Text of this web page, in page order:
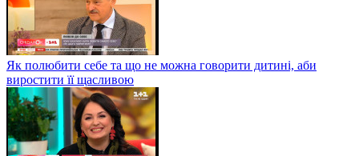
Як полюбити себе та що не можна говорити дитині, аби
виростити її щасливою